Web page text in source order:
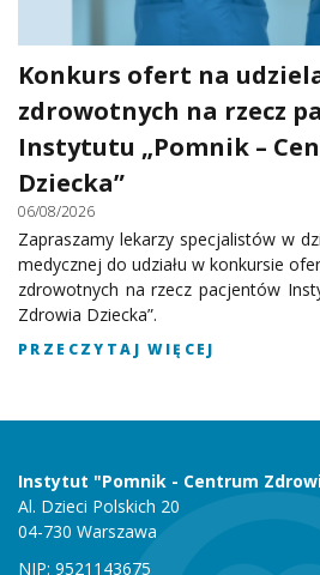
Konkurs ofert na
zdrowotnych na rzecz
Instytutu „Pomnik –
Dziecka”
06/08/2026
Zapraszamy lekarzy specjalistów w
medycznej do udziału w konkursie
zdrowotnych na rzecz pacjentów
Zdrowia Dziecka”.
PRZECZYTAJ WIĘCEJ
Instytut "Pomnik - Centrum
Al. Dzieci Polskich 20
04-730 Warszawa
NIP: 9521143675